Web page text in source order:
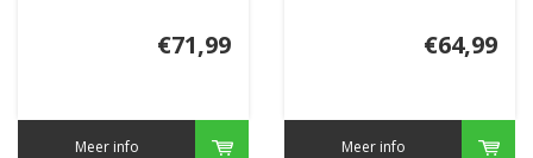
Head Straight€71,99
Meer info
€64,99
Meer info